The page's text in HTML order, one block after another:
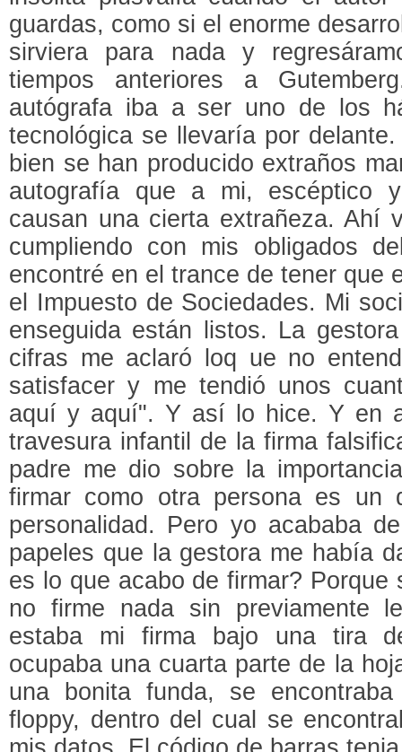
guardas, como si el enorme
sirviera para nada y
tiempos anteriores a
autógrafa iba a ser uno de los
tecnológica se llevaría por
bien se han producido extraños
autografía que a mi, escéptico
causan una cierta extrañeza. Ahí
cumpliendo con mis obligados
encontré en el trance de tener que
el Impuesto de Sociedades. Mi
enseguida están listos. La
cifras me aclaró loq ue no
satisfacer y me tendió unos
aquí y aquí". Y así lo hice. Y en
travesura infantil de la firma
padre me dio sobre la
firmar como otra persona es un
personalidad. Pero yo acababa
papeles que la gestora me había
es lo que acabo de firmar? Porque
no firme nada sin previamente
estaba mi firma bajo una tira
ocupaba una cuarta parte de la
una bonita funda, se
floppy, dentro del cual se